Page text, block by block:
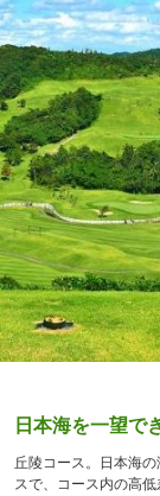
日本海を一望で
丘陵コース。日本海
スで、コース内の高